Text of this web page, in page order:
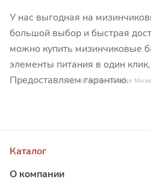
Мир батареек на карте
У нас выгодная на
большой выбор и быстрая
можно купить мизинчиковые
элементы питания в один
Предоставляем гарантию.
Каталог
О компании